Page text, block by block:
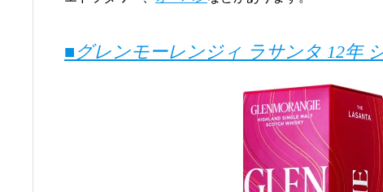
■グレンモーレンジィ ラサンタ 12年